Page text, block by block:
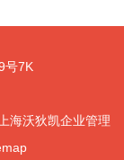
号7K
上海沃狄凯企业管理